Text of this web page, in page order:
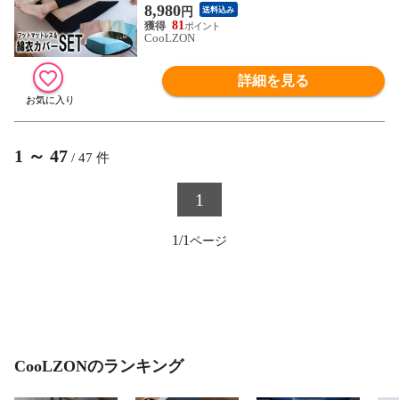
8,980円 送料込み
81
CooLZON
詳細を見る
1 ～ 47 / 47 件
1
1/1
CooLZONのランキング